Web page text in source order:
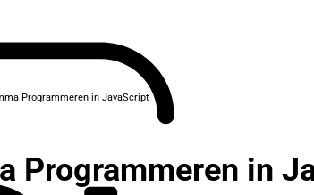
Programmeren in JavaScript
Programmeren in